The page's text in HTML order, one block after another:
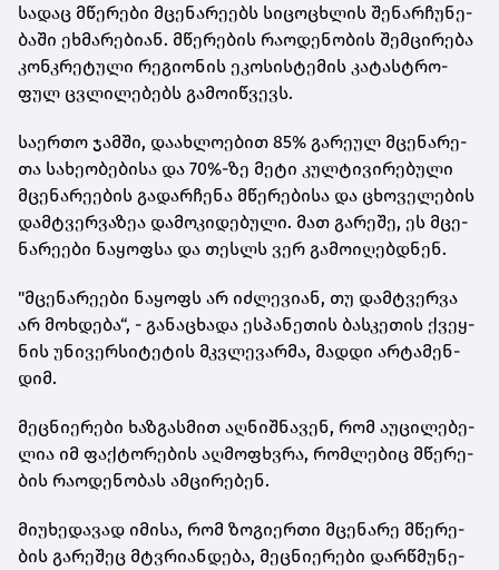
სა­დაც მწე­რე­ბი მცე­ნა­რე­ებს სი­ცო­ცხლის შე­ნარ­ჩუ­ნე­
ბა­ში ეხ­მა­რე­ბი­ან. მწე­რე­ბის რა­ო­დე­ნო­ბის შემ­ცი­რე­ბა
კონ­კრე­ტუ­ლი რე­გი­ო­ნის ეკო­სის­ტე­მის კა­ტას­ტრო­
ფულ ცვლი­ლე­ბებს გა­მო­იწ­ვევს.
სა­ერ­თო ჯამ­ში, და­ახ­ლო­ე­ბით 85% გა­რე­ულ მცე­ნა­რე­
თა სა­ხე­ო­ბე­ბი­სა და 70%-ზე მეტი კულ­ტი­ვი­რე­ბუ­ლი
მცე­ნა­რე­ე­ბის გა­დარ­ჩე­ნა მწე­რე­ბი­სა და ცხო­ვე­ლე­ბის
დამ­ტვერ­ვა­ზეა და­მო­კი­დე­ბუ­ლი. მათ გა­რე­შე, ეს მცე­
ნა­რე­ე­ბი ნა­ყოფ­სა და თესლს ვერ გა­მო­ი­ღებ­დნენ.
"მცე­ნა­რე­ე­ბი ნა­ყოფს არ იძ­ლე­ვი­ან, თუ დამ­ტვერ­ვა
არ მოხ­დე­ბა“, - გა­ნა­ცხა­და ეს­პა­ნე­თის ბას­კე­თის ქვეყ­
ნის უნი­ვერ­სი­ტე­ტის მკვლე­ვარ­მა, მად­დი არ­ტა­მენ­
დიმ.
მეც­ნი­ე­რე­ბი ხაზ­გას­მით აღ­ნიშ­ნა­ვენ, რომ აუ­ცი­ლე­ბე­
ლია იმ ფაქ­ტო­რე­ბის აღ­მო­ფხვრა, რომ­ლე­ბიც მწე­რე­
ბის რა­ო­დე­ნო­ბას ამ­ცი­რე­ბენ.
მი­უ­ხე­და­ვად იმი­სა, რომ ზო­გი­ერ­თი მცე­ნა­რე მწე­რე­
ბის გა­რე­შეც მტვრი­ან­დე­ბა, მეც­ნი­ე­რე­ბი დარ­წმუ­ნე­